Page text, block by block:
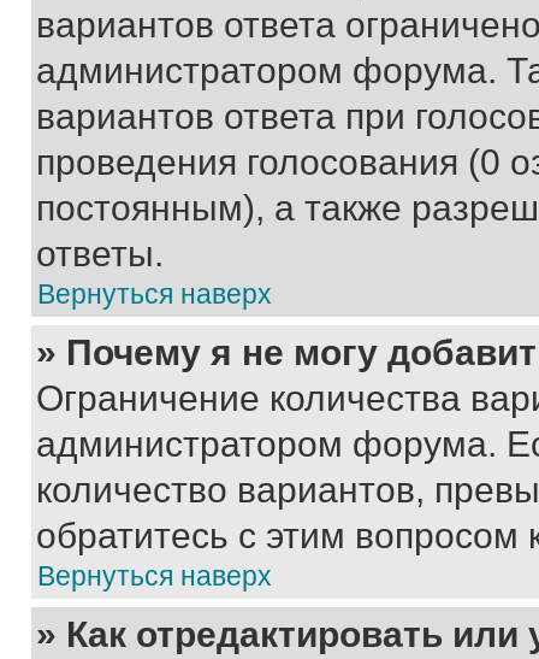
вариантов ответа
администратором форума.
вариантов ответа при
проведения голосования (0
постоянным), а также
ответы.
Вернуться наверх
» Почему я не могу
Ограничение количества
администратором форума.
количество вариантов,
обратитесь с этим вопросом
Вернуться наверх
» Как отредактировать